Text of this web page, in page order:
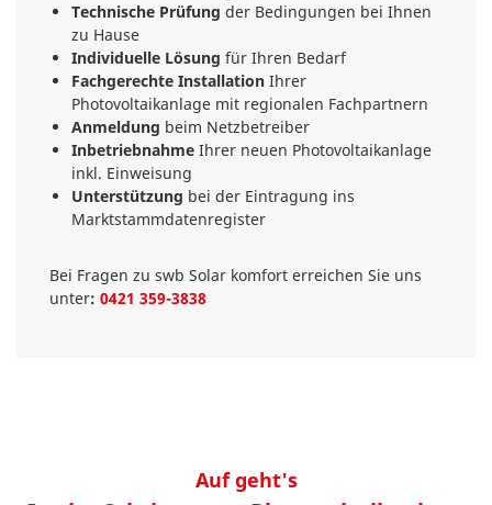
Technische Prüfung der Bedingungen bei Ihnen
zu Hause
Individuelle Lösung für Ihren Bedarf
Fachgerechte Installation Ihrer
Photovoltaikanlage mit regionalen Fachpartnern
Anmeldung beim Netzbetreiber
Inbetriebnahme Ihrer neuen Photovoltaikanlage
inkl. Einweisung
Unterstützung bei der Eintragung ins
Marktstammdatenregister
Bei Fragen zu swb Solar komfort erreichen Sie uns
unter: 0421 359-3838
Auf geht's